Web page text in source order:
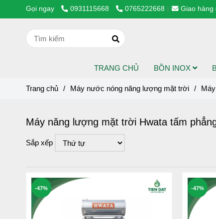
Gọi ngay 0931115668 0765222668 Giao hàng
TRANG CHỦ BỒN INOX
Trang chủ / Máy nước nóng năng lượng mặt trời /
Máy năng lượng mặt trời Hwata tấm
Sắp xếp
-47% -47%